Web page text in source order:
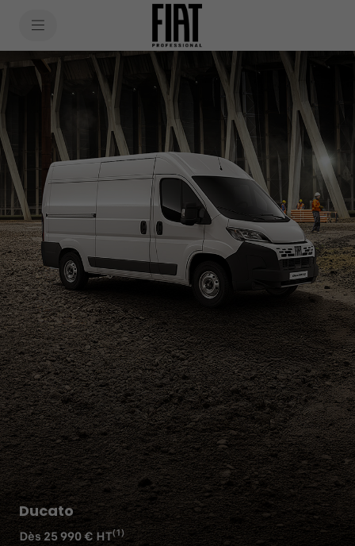
SkiptoNavigationText
Ducato
Dès 25 990 € HT(1)